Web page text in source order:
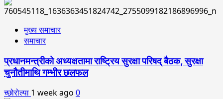
मुख्य समाचार
समाचार
प्रधानमन्त्रीको अध्यक्षतामा राष्ट्रिय सुरक्षा परिषद् बैठक, सुरक्षा
चुनौतीमाथि गम्भीर छलफल
च्छोरोल्पा 1 week ago 0